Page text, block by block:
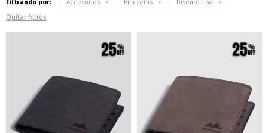
Filtrando por: Accesorios Billeteras Diseño: Liso
Quitar filtros